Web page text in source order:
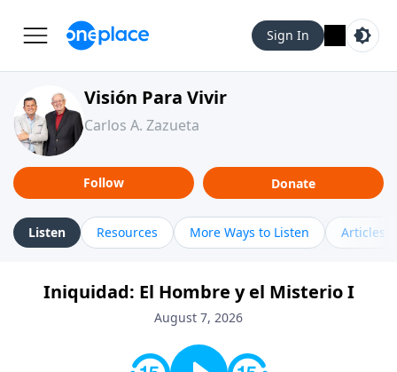
Sign In
Visión Para Vivir
Carlos A. Zazueta
Follow Donate
Listen Resources More Ways to Listen Articles
Iniquidad: El Hombre y el Misterio I
August 7, 2026